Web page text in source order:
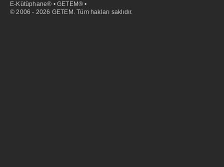
E-Kütüphane® • GETEM® •
© 2006 - 2026 GETEM. Tüm hakları saklıdır.